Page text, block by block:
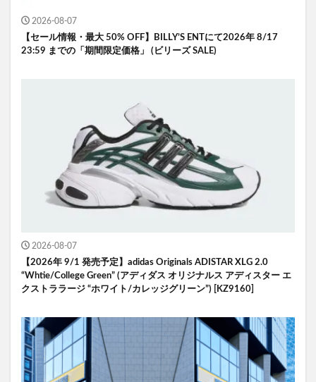
2026-08-07
【セール情報・最大 50% OFF】BILLY’S ENTにて2026年 8/17
23:59 までの「期間限定価格」 (ビリーズ SALE)
2026-08-07
【2026年 9/1 発売予定】adidas Originals ADISTAR XLG 2.0
“Whtie/College Green” (アディダス オリジナルス アディスター エ
クストララージ “ホワイト/カレッジグリーン”) [KZ9160]